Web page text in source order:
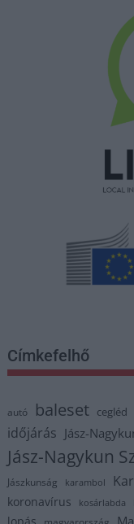
Címkefelhő
autó baleset cegléd
időjárás Jász-
Jász-Nagykun
Jászkunság karambol
koronavírus kosárlabda
lopás